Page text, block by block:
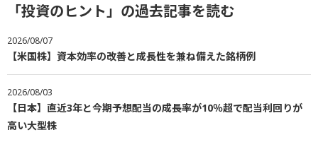
「投資のヒント」の過去記事を読む
2026/08/07
【米国株】資本効率の改善と成長性を兼ね備えた銘柄例
2026/08/03
【日本】直近3年と今期予想配当の成長率が10％超で配当利回りが
高い大型株